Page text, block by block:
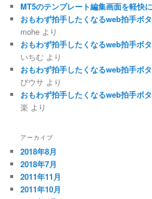
MT5のテンプレート編集画面を軽快
おもわず拍手したくなるweb拍手ボ
mohe より
おもわず拍手したくなるweb拍手ボ
いちむ より
おもわず拍手したくなるweb拍手ボ
びウサ より
おもわず拍手したくなるweb拍手ボ
楽 より
アーカイブ
2018年8月
2018年7月
2011年11月
2011年10月